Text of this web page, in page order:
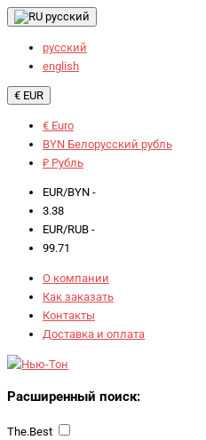
русский
русский
english
€ EUR
€ Euro
BYN Белорусский рубль
₽ Рубль
EUR/BYN -
3.38
EUR/RUB -
99.71
О компании
Как заказать
Контакты
Доставка и оплата
Расширенный поиск:
The.Best